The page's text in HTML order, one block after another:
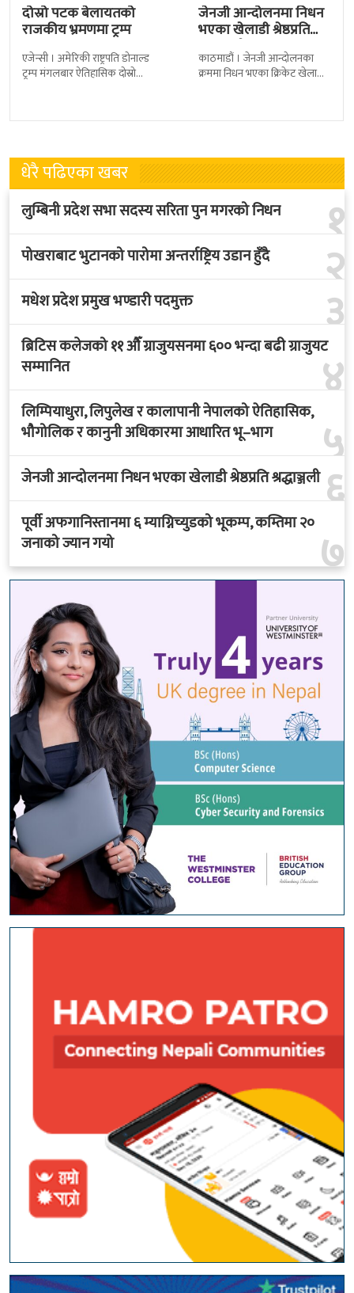
दोस्रो पटक बेलायतको
राजकीय भ्रमणमा ट्रम्प
एजेन्सी । अमेरिकी राष्ट्रपति डोनाल्ड
ट्रम्प मंगलबार ऐतिहासिक दोस्रो
बेलायत सरकारले
जेनजी आन्दोलनमा निधन
भएका खेलाडी श्रेष्ठप्रति
श्रद्धाञ्जली
काठमाडौं । जेनजी आन्दोलनका
क्रममा निधन भएका क्रिकेट खेलाडी
त्रिपुरेश्वरस्थीत राष्ट्रिय खेलकुद
धेरै पढिएका खबर
१
लुम्बिनी प्रदेश सभा सदस्य सरिता पुन मगरको निधन
२
पोखराबाट भुटानको पारोमा अन्तर्राष्ट्रिय उडान हुँदै
३
मधेश प्रदेश प्रमुख भण्डारी पदमुक्त
४
ब्रिटिस कलेजको ११ औँ ग्राजुयसनमा ६०० भन्दा बढी ग्राजुयट
सम्मानित
५
लिम्पियाधुरा, लिपुलेख र कालापानी नेपालको ऐतिहासिक,
भौगोलिक र कानुनी अधिकारमा आधारित भू–भाग
६
जेनजी आन्दोलनमा निधन भएका खेलाडी श्रेष्ठप्रति श्रद्धाञ्जली
७
पूर्वी अफगानिस्तानमा ६ म्याग्निच्युडको भूकम्प, कम्तिमा २०
जनाको ज्यान गयो